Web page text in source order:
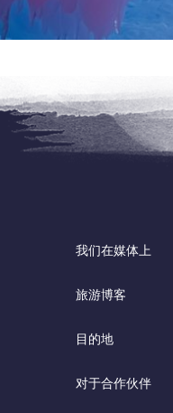
我们在媒体上
旅游博客
目的地
对于合作伙伴